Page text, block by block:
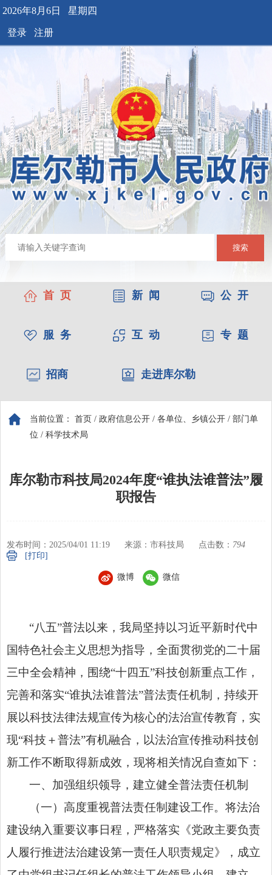
2026年8月6日 星期四
登录 注册
搜索
首 页 新 闻 公 开
服 务 互 动 专 题
招商 走进库尔勒
当前位置： 首页 / 政府信息公开 / 各单位、乡镇公开 / 部门单
位 / 科学技术局
库尔勒市科技局2024年度“谁执法谁普法”履
职报告
发布时间：2025/04/01 11:19 来源：市科技局 点击数： 794
[打印]
微博 微信
“八五”普法以来，我局坚持以习近平新时代中
国特色社会主义思想为指导，全面贯彻党的二十届
三中全会精神，围绕“十四五”科技创新重点工作，
完善和落实“谁执法谁普法”普法责任机制，持续开
展以科技法律法规宣传为核心的法治宣传教育，实
现“科技＋普法”有机融合，以法治宣传推动科技创
新工作不断取得新成效，现将相关情况自查如下：
一、加强组织领导，建立健全普法责任机制
（一）高度重视普法责任制建设工作。将法治
建设纳入重要议事日程，严格落实《党政主要负责
人履行推进法治建设第一责任人职责规定》，成立